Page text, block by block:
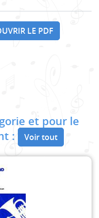
LE PDF
et pour le
:
Voir tout